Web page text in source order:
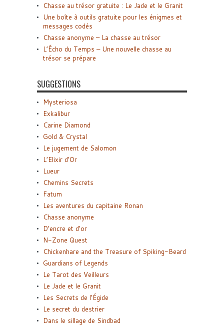
Chasse au trésor gratuite : Le Jade et le Granit
Une boîte à outils gratuite pour les énigmes et
messages codés
Chasse anonyme – La chasse au trésor
L’Écho du Temps – Une nouvelle chasse au
trésor se prépare
SUGGESTIONS
Mysteriosa
Exkalibur
Carine Diamond
Gold & Crystal
Le jugement de Salomon
L’Elixir d’Or
Lueur
Chemins Secrets
Fatum
Les aventures du capitaine Ronan
Chasse anonyme
D’encre et d’or
N-Zone Quest
Chickenhare and the Treasure of Spiking-Beard
Guardians of Legends
Le Tarot des Veilleurs
Le Jade et le Granit
Les Secrets de l’Égide
Le secret du destrier
Dans le sillage de Sindbad